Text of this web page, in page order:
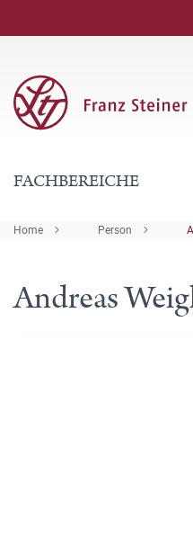
FACHBEREICHE
Home Person
Andreas